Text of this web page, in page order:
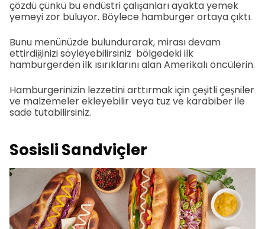
çözdü çünkü bu endüstri çalışanları ayakta yemek
yemeyi zor buluyor. Böylece hamburger ortaya çıktı.
Bunu menünüzde bulundurarak, mirası devam
ettirdiğinizi söyleyebilirsiniz bölgedeki ilk
hamburgerden ilk ısırıklarını alan Amerikalı öncülerin.
Hamburgerinizin lezzetini arttırmak için çeşitli çeşniler
ve malzemeler ekleyebilir veya tuz ve karabiber ile
sade tutabilirsiniz.
Sosisli Sandviçler